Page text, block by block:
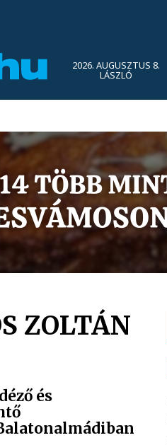
2026. AUGUSZTUS 8.
LÁSZLÓ
ZOLTÁN
és